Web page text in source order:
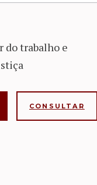
do trabalho e
CONSULTAR